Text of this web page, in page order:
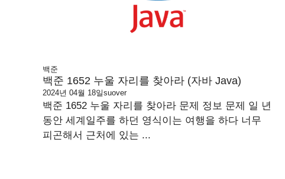
백준
백준 1652 누울 자리를 찾아라 (자바 Java)
2024년 04월 18일suover
백준 1652 누울 자리를 찾아라 문제 정보 문제 일 년
동안 세계일주를 하던 영식이는 여행을 하다 너무
피곤해서 근처에 있는 ...